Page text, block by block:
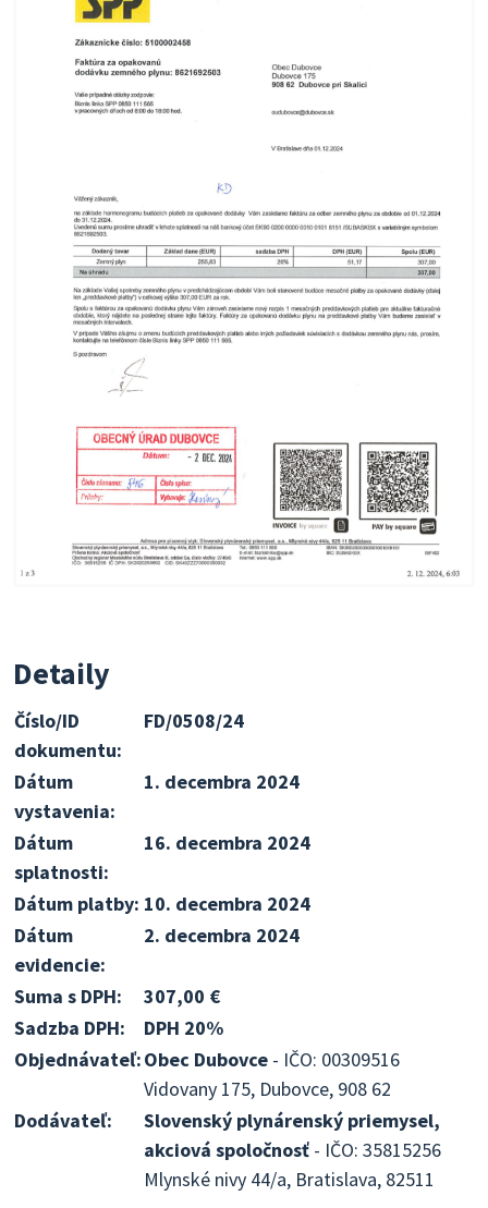
Detaily
Číslo/ID
dokumentu:
FD/0508/24
Dátum
vystavenia:
1. decembra 2024
Dátum
splatnosti:
16. decembra 2024
Dátum platby: 10. decembra 2024
Dátum
evidencie:
2. decembra 2024
Suma s DPH:
307,00 €
Sadzba DPH:
DPH 20%
Objednávateľ:Obec Dubovce - IČO: 00309516
Vidovany 175, Dubovce, 908 62
Dodávateľ:
Slovenský plynárenský priemysel,
akciová spoločnosť - IČO: 35815256
Mlynské nivy 44/a, Bratislava, 82511